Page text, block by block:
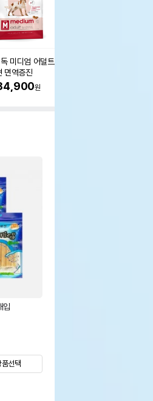
미디엄 어덜트 10
면역증진
원
입
품선택